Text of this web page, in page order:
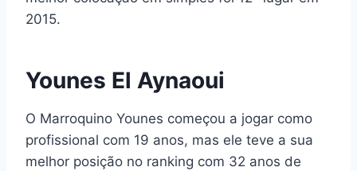
2015.
Younes El Aynaoui
O Marroquino Younes começou a jogar como
profissional com 19 anos, mas ele teve a sua
melhor posição no ranking com 32 anos de